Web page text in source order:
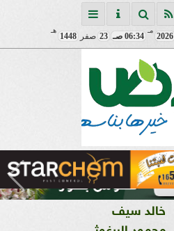
2026
مـ
06:34 صـ 23 صفر 1448
هـ
خالد سيف